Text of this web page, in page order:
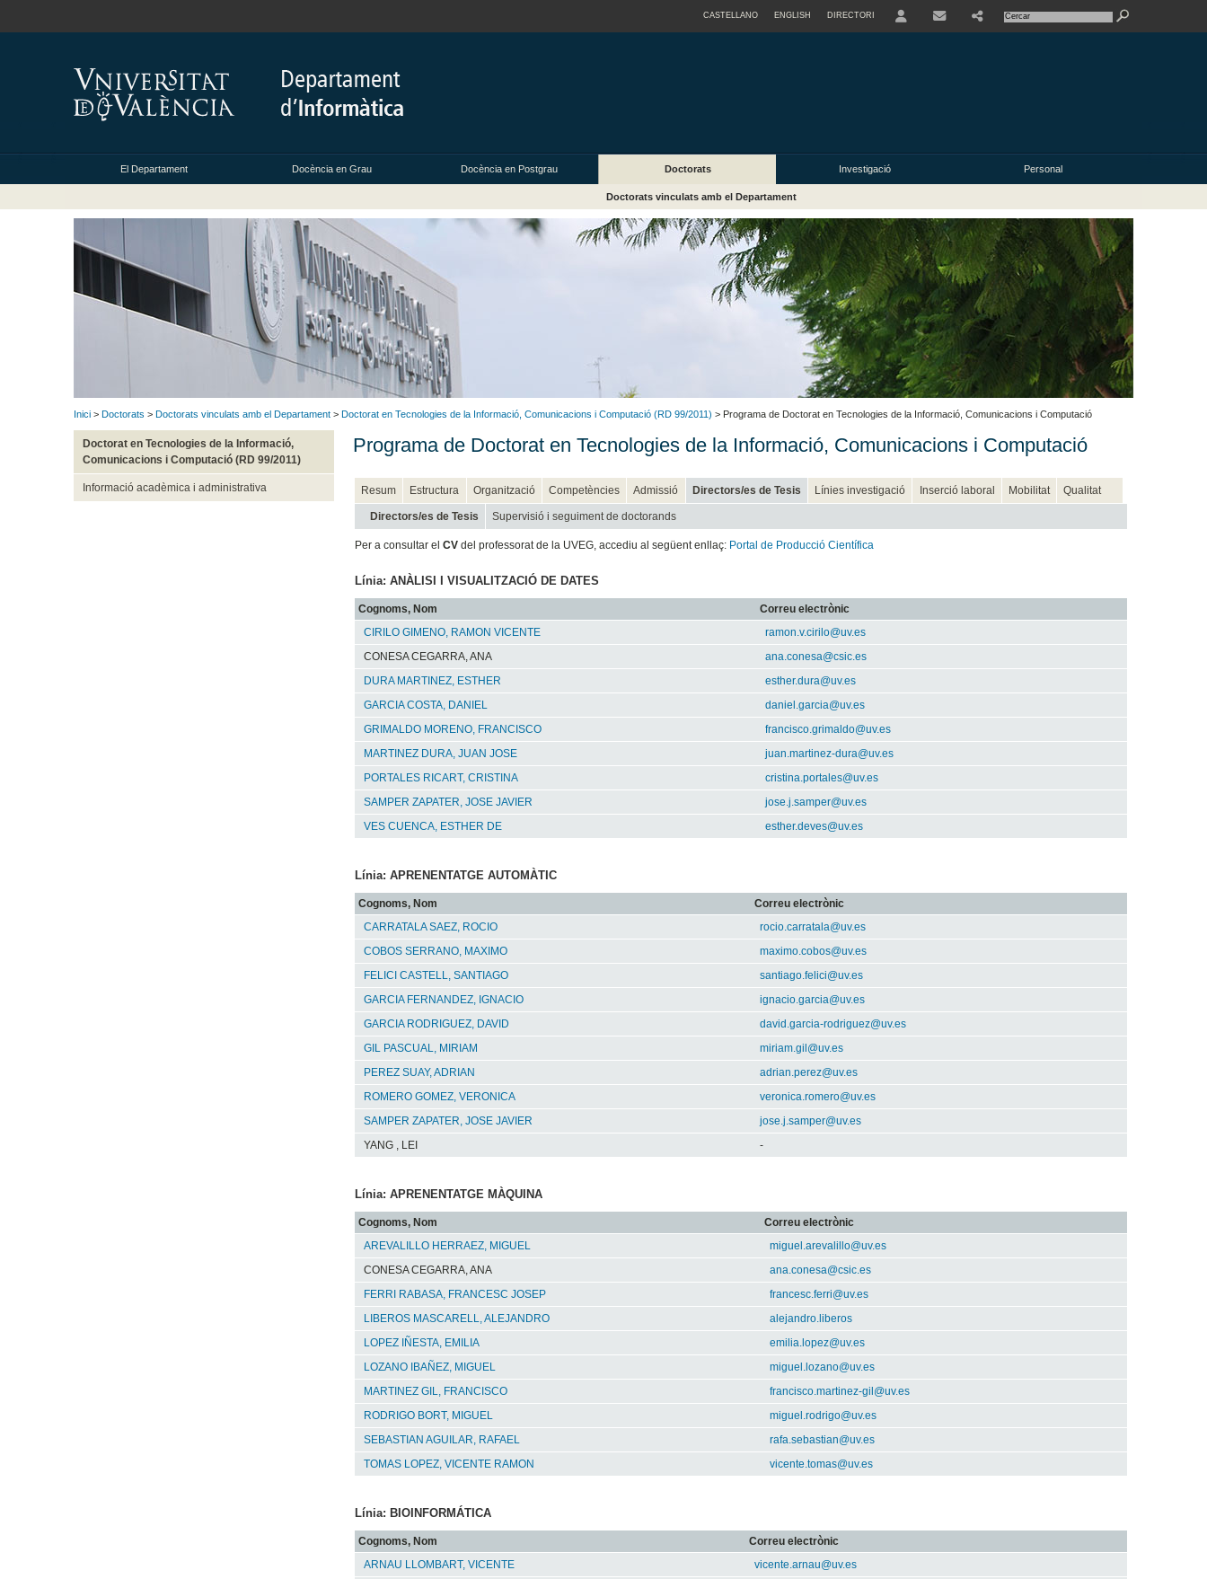
CASTELLANO ENGLISH DIRECTORI
El Departament Docència en Grau Docència en Postgrau Doctorats Investigació Personal
Doctorats vinculats amb el Departament
Inici > Doctorats > Doctorats vinculats amb el Departament > Doctorat en Tecnologies de la Informació, Comunicacions i Computació (RD 99/2011) > Programa de Doctorat en Tecnologies de la Informació, Comunicacions i Computació
Doctorat en Tecnologies de la Informació,
Comunicacions i Computació (RD 99/2011)
Informació acadèmica i administrativa
Programa de Doctorat en Tecnologies de la Informació, Comunicacions i Computació
Resum Estructura Organització Competències Admissió Directors/es de Tesis Línies investigació Inserció laboral Mobilitat Qualitat
Directors/es de Tesis Supervisió i seguiment de doctorands
Per a consultar el CVdel professorat de la UVEG, accediu al següent enllaç: Portal de Producció Científica
Línia: ANÀLISI I VISUALITZACIÓ DE DATES
Cognoms, Nom
Correu electrònic
CIRILO GIMENO, RAMON VICENTE
ramon.v.cirilo@uv.es
CONESA CEGARRA, ANA
ana.conesa@csic.es
DURA MARTINEZ, ESTHER
esther.dura@uv.es
GARCIA COSTA, DANIEL
daniel.garcia@uv.es
GRIMALDO MORENO, FRANCISCO
francisco.grimaldo@uv.es
MARTINEZ DURA, JUAN JOSE
juan.martinez-dura@uv.es
PORTALES RICART, CRISTINA
cristina.portales@uv.es
SAMPER ZAPATER, JOSE JAVIER
jose.j.samper@uv.es
VES CUENCA, ESTHER DE
esther.deves@uv.es
Línia: APRENENTATGE AUTOMÀTIC
Cognoms, Nom
Correu electrònic
CARRATALA SAEZ, ROCIO
rocio.carratala@uv.es
COBOS SERRANO, MAXIMO
maximo.cobos@uv.es
FELICI CASTELL, SANTIAGO
santiago.felici@uv.es
GARCIA FERNANDEZ, IGNACIO
ignacio.garcia@uv.es
GARCIA RODRIGUEZ, DAVID
david.garcia-rodriguez@uv.es
GIL PASCUAL, MIRIAM
miriam.gil@uv.es
PEREZ SUAY, ADRIAN
adrian.perez@uv.es
ROMERO GOMEZ, VERONICA
veronica.romero@uv.es
SAMPER ZAPATER, JOSE JAVIER
jose.j.samper@uv.es
YANG , LEI
-
Línia: APRENENTATGE MÀQUINA
Cognoms, Nom
Correu electrònic
AREVALILLO HERRAEZ, MIGUEL
miguel.arevalillo@uv.es
CONESA CEGARRA, ANA
ana.conesa@csic.es
FERRI RABASA, FRANCESC JOSEP
francesc.ferri@uv.es
LIBEROS MASCARELL, ALEJANDRO
alejandro.liberos
LOPEZ IÑESTA, EMILIA
emilia.lopez@uv.es
LOZANO IBAÑEZ, MIGUEL
miguel.lozano@uv.es
MARTINEZ GIL, FRANCISCO
francisco.martinez-gil@uv.es
RODRIGO BORT, MIGUEL
miguel.rodrigo@uv.es
SEBASTIAN AGUILAR, RAFAEL
rafa.sebastian@uv.es
TOMAS LOPEZ, VICENTE RAMON
vicente.tomas@uv.es
Línia: BIOINFORMÁTICA
Cognoms, Nom
Correu electrònic
ARNAU LLOMBART, VICENTE
vicente.arnau@uv.es